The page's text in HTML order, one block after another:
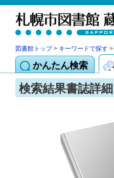
図書館トップ> キーワードで探す >
かんたん検索
検索結果書誌詳細